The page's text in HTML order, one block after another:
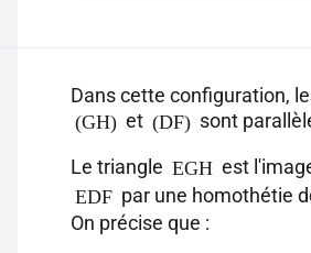
Dans cette configuration,
(GH) et (DF) sont
Le triangle EGH est
EDF par une homothétie
On précise que :